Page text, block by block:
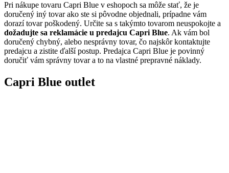
Pri nákupe tovaru Capri Blue v eshopoch sa môže stať, že je
doručený iný tovar ako ste si pôvodne objednali, prípadne vám
dorazí tovar poškodený. Určite sa s takýmto tovarom neuspokojte a
dožadujte sa reklamácie u predajcu Capri Blue. Ak vám bol
doručený chybný, alebo nesprávny tovar, čo najskôr kontaktujte
predajcu a zistite ďalší postup. Predajca Capri Blue je povinný
doručiť vám správny tovar a to na vlastné prepravné náklady.
Capri Blue outlet